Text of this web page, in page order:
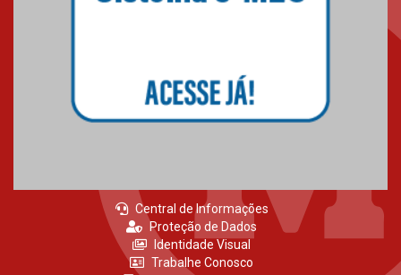
Central de Informações
Proteção de Dados
Identidade Visual
Trabalhe Conosco